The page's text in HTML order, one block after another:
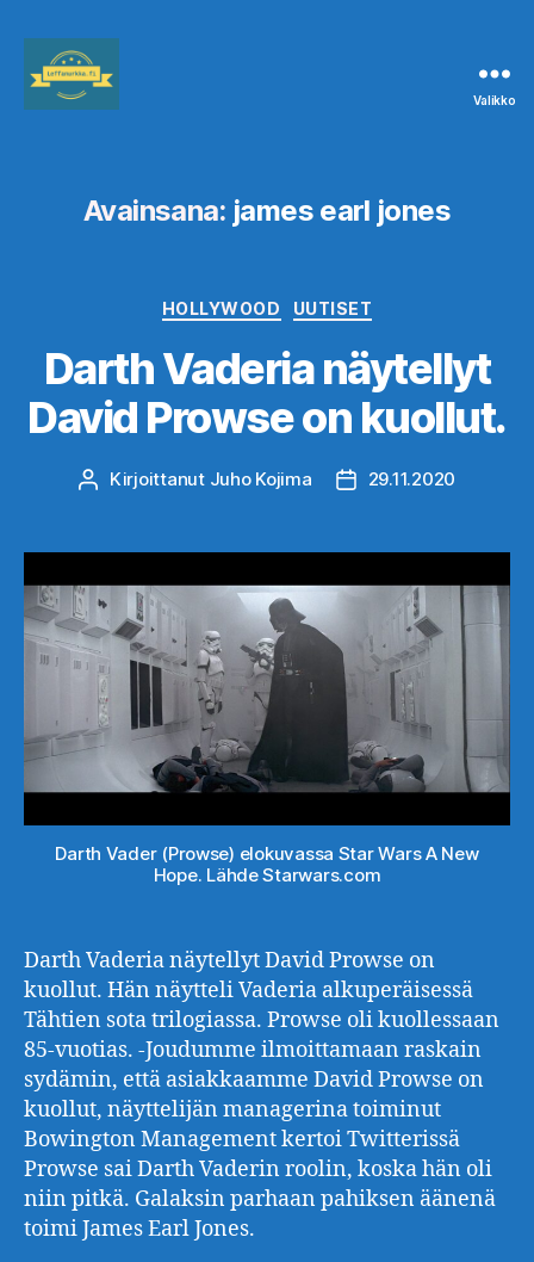
Valikko
Avainsana: james earl jones
Kategoriat
HOLLYWOOD UUTISET
Darth Vaderia näytellyt
David Prowse on kuollut.
Kirjoittaja
Kirjoittanut Juho Kojima Julkaisupäivämäärä
29.11.2020
Darth Vader (Prowse) elokuvassa Star Wars A New
Hope. Lähde Starwars.com
Darth Vaderia näytellyt David Prowse on
kuollut. Hän näytteli Vaderia alkuperäisessä
Tähtien sota trilogiassa. Prowse oli kuollessaan
85-vuotias. -Joudumme ilmoittamaan raskain
sydämin, että asiakkaamme David Prowse on
kuollut, näyttelijän managerina toiminut
Bowington Management kertoi Twitterissä
Prowse sai Darth Vaderin roolin, koska hän oli
niin pitkä. Galaksin parhaan pahiksen äänenä
toimi James Earl Jones.